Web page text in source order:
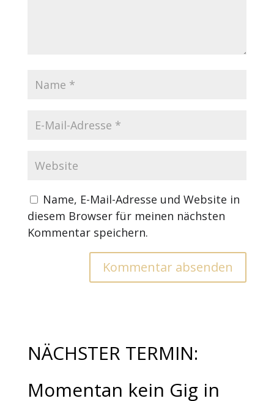
Name, E-Mail-Adresse und Website in
diesem Browser für meinen nächsten
Kommentar speichern.
NÄCHSTER TERMIN:
Momentan kein Gig in